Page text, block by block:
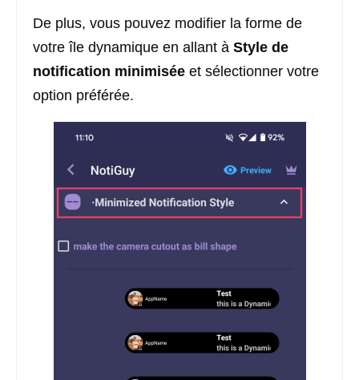
De plus, vous pouvez modifier la forme de
votre île dynamique en allant à Style de
notification minimisée et sélectionner votre
option préférée.